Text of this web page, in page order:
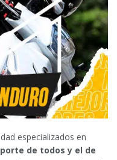
especializados en
de todos y el de